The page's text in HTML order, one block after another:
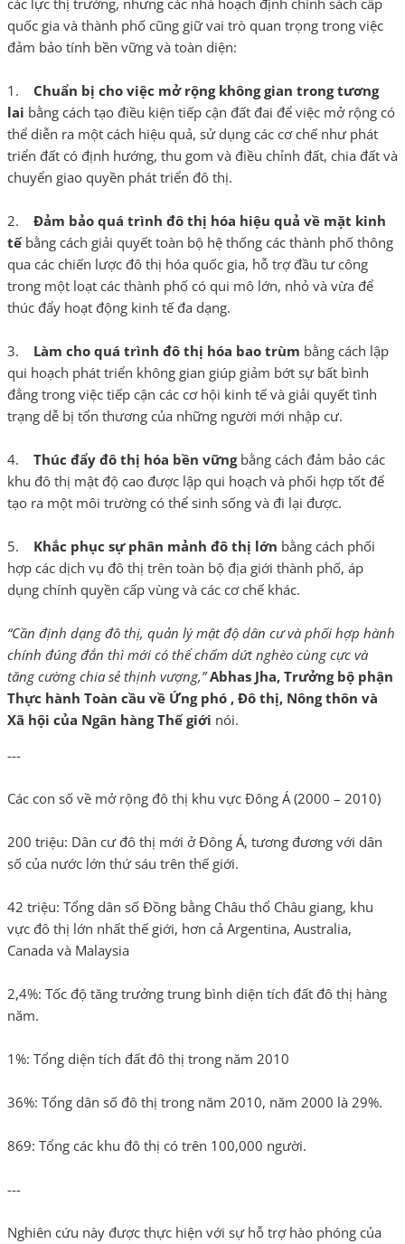
các lực thị trường, nhưng các nhà hoạch định chính sách cấp
quốc gia và thành phố cũng giữ vai trò quan trọng trong việc
đảm bảo tính bền vững và toàn diện:
1. Chuẩn bị cho việc mở rộng không gian trong tương
lai bằng cách tạo điều kiện tiếp cận đất đai để việc mở rộng có
thể diễn ra một cách hiệu quả, sử dụng các cơ chế như phát
triển đất có định hướng, thu gom và điều chỉnh đất, chia đất và
chuyển giao quyền phát triển đô thị.
2. Đảm bảo quá trình đô thị hóa hiệu quả về mặt kinh
tếbằng cách giải quyết toàn bộ hệ thống các thành phố thông
qua các chiến lược đô thị hóa quốc gia, hỗ trợ đầu tư công
trong một loạt các thành phố có qui mô lớn, nhỏ và vừa để
thúc đẩy hoạt động kinh tế đa dạng.
3. Làm cho quá trình đô thị hóa bao trùm bằng cách lập
qui hoạch phát triển không gian giúp giảm bớt sự bất bình
đẳng trong việc tiếp cận các cơ hội kinh tế và giải quyết tình
trạng dễ bị tổn thương của những người mới nhập cư.
4. Thúc đẩy đô thị hóa bền vữngbằng cách đảm bảo các
khu đô thị mật độ cao được lập qui hoạch và phối hợp tốt để
tạo ra một môi trường có thể sinh sống và đi lại được.
5. Khắc phục sự phân mảnh đô thị lớn bằng cách phối
hợp các dịch vụ đô thị trên toàn bộ địa giới thành phố, áp
dụng chính quyền cấp vùng và các cơ chế khác.
“Cần định dạng đô thị, quản lý mật độ dân cư và phối hợp hành
chính đúng đắn thì mới có thể chấm dứt nghèo cùng cực và
tăng cường chia sẻ thịnh vượng,” Abhas Jha, Trưởng bộ phận
Thực hành Toàn cầu về Ứng phó , Đô thị, Nông thôn và
Xã hội của Ngân hàng Thế giới nói.
---
Các con số về mở rộng đô thị khu vực Đông Á (2000 – 2010)
200 triệu: Dân cư đô thị mới ở Đông Á, tương đương với dân
số của nước lớn thứ sáu trên thế giới.
42 triệu: Tổng dân số Đồng bằng Châu thổ Châu giang, khu
vực đô thị lớn nhất thế giới, hơn cả Argentina, Australia,
Canada và Malaysia
2,4%: Tốc độ tăng trưởng trung bình diện tích đất đô thị hàng
năm.
1%: Tổng diện tích đất đô thị trong năm 2010
36%: Tổng dân số đô thị trong năm 2010, năm 2000 là 29%.
869: Tổng các khu đô thị có trên 100,000 người.
---
Nghiên cứu này được thực hiện với sự hỗ trợ hào phóng của